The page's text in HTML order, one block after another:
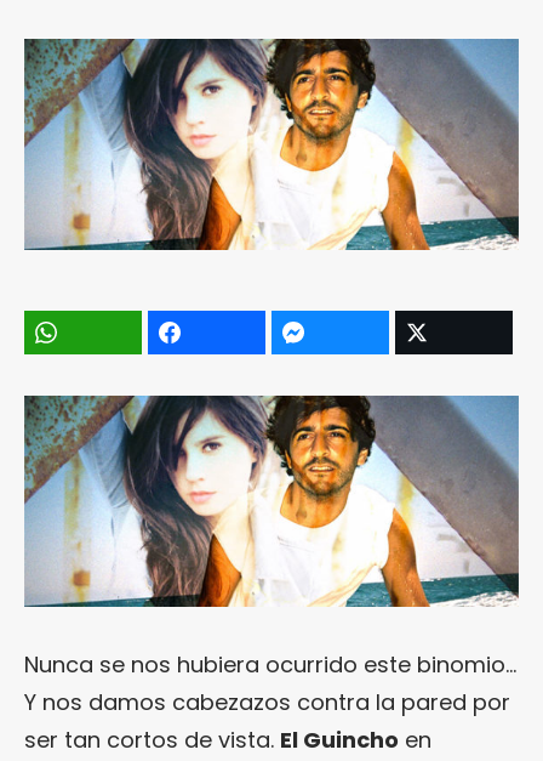
Nunca se nos hubiera ocurrido este binomio…
Y nos damos cabezazos contra la pared por
ser tan cortos de vista. El Guincho en